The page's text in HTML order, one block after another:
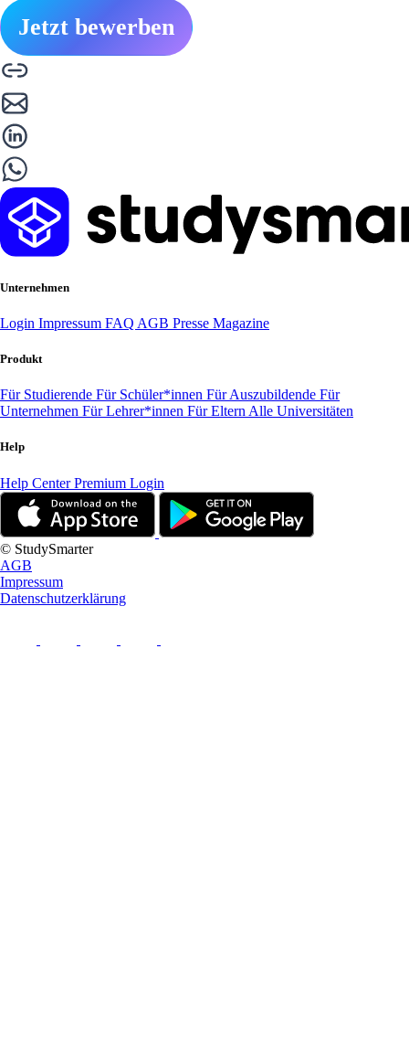
Jetzt bewerben
Unternehmen
Login Impressum FAQ AGB Presse Magazine
Produkt
Für Studierende Für Schüler*innen Für Auszubildende Für
Unternehmen Für Lehrer*innen Für Eltern Alle Universitäten
Help
Help CenterPremium Login
© StudySmarter
AGB
Impressum
Datenschutzerklärung